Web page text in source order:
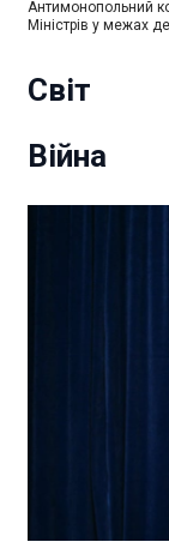
Антимонопольний
Міністрів у межах
Світ
Війна